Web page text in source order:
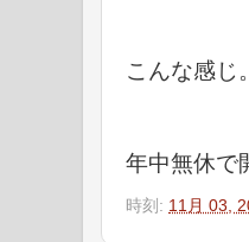
こんな感じ。
年中無休で
時刻: 11月 03,